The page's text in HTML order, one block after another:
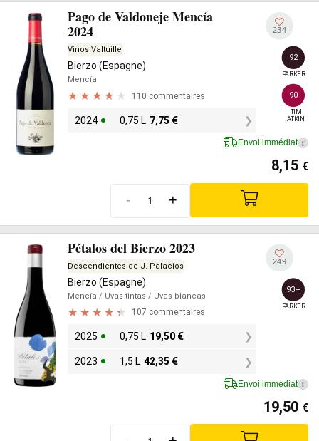
Pago de Valdoneje Mencía
2024
Vinos Valtuille
Bierzo (Espagne)
Mencía
110 commentaires
2024 0,75 L 7,75 €
234
92
PARKER
90
TIM
ATKIN
Envoi immédiat i
8,15 €
- +
Pétalos del Bierzo 2023
Descendientes de J. Palacios
Bierzo (Espagne)
Mencía / Uvas tintas / Uvas blancas
107 commentaires
2025 0,75 L 19,50 €
2023 1,5 L 42,35 €
249
93+
PARKER
Envoi immédiat i
19,50 €